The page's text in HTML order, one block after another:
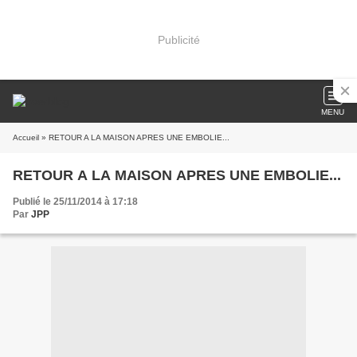
Publicité
MENU
Accueil » RETOUR A LA MAISON APRES UNE EMBOLIE...
RETOUR A LA MAISON APRES UNE EMBOLIE...
Publié le 25/11/2014 à 17:18
Par JPP